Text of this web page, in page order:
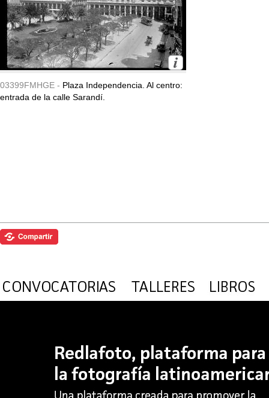
03399FMHGE - Plaza Independencia. Al centro:
entrada de la calle Sarandí.